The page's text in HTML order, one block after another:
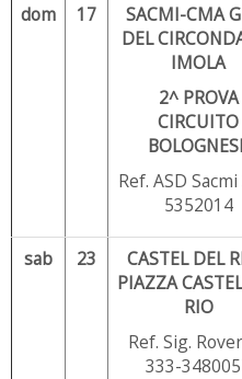
dom 17
SACMI-CMA
DEL
IMOLA
2^ PROVA
CIRCUITO
Ref. ASD
5352014
sab 23
CASTEL DEL
PIAZZA
RIO
Ref. Sig.
333-